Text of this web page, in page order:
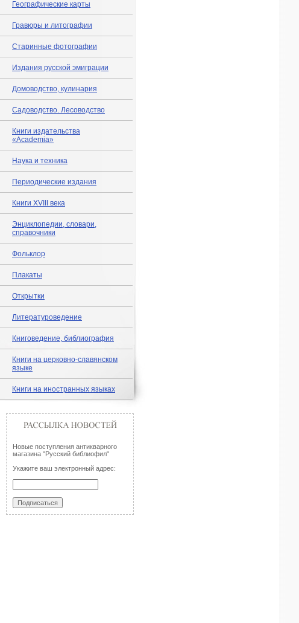
Географические карты
Гравюры и литографии
Старинные фотографии
Издания русской эмиграции
Домоводство, кулинария
Садоводство. Лесоводство
Книги издательства
«Academia»
Наука и техника
Периодические издания
Книги XVIII века
Энциклопедии, словари,
справочники
Фольклор
Плакаты
Открытки
Литературоведение
Книговедение, библиография
Книги на церковно-славянском
языке
Книги на иностранных языках
Новые поступления антикварного
магазина "Русский библиофил"
Укажите ваш электронный адрес: